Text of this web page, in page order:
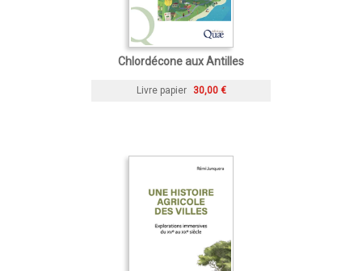
Chlordécone aux Antilles
Livre papier 30,00 €